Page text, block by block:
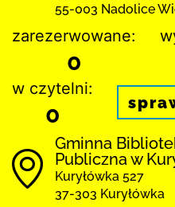
55-003 Nadolice
zarezerwowane:
0
w czytelni:
0
Gminna
Publiczna w
Kuryłówka 527
37-303 Kuryłówka